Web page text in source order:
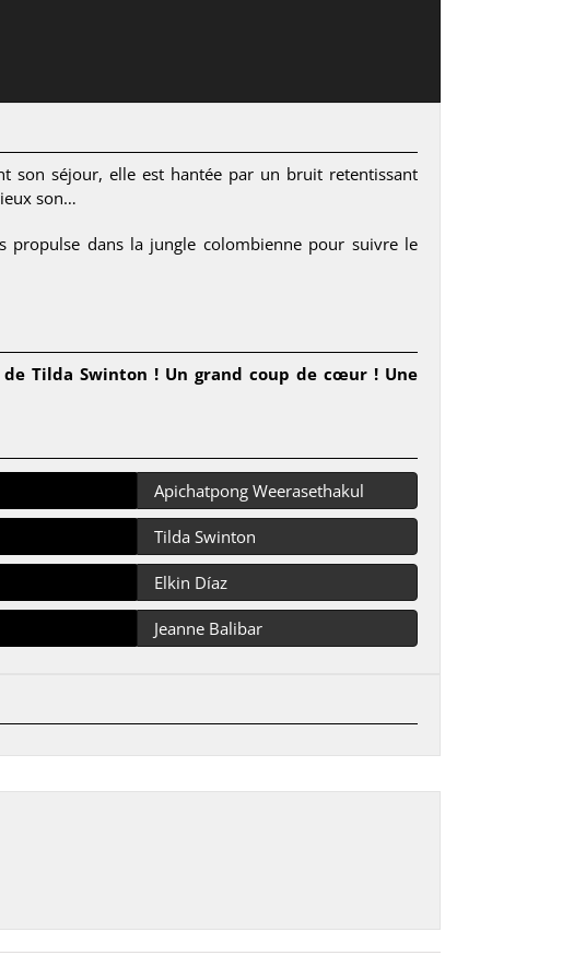
son séjour, elle est hantée par un bruit retentissant
son…
propulse dans la jungle colombienne pour suivre le
Tilda Swinton ! Un grand coup de cœur ! Une
Apichatpong Weerasethakul
Tilda Swinton
Elkin Díaz
Jeanne Balibar